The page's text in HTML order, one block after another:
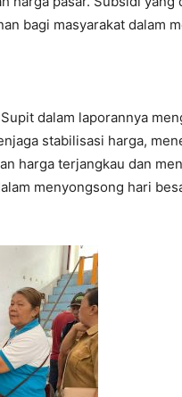
bagi masyarakat dalam
dalam laporannya
stabilisasi harga,
harga terjangkau dan
menyongsong hari